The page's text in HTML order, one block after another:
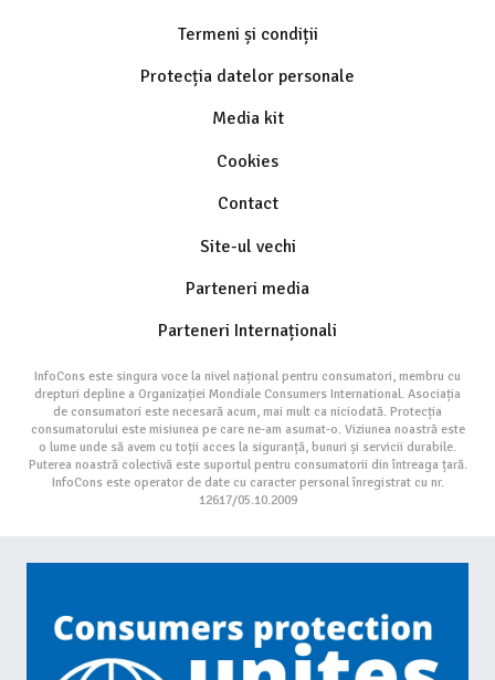
Termeni și condiții
Protecția datelor personale
Media kit
Cookies
Contact
Site-ul vechi
Parteneri media
Parteneri Internaționali
InfoCons este singura voce la nivel național pentru consumatori, membru cu
drepturi depline a Organizației Mondiale Consumers International. Asociația
de consumatori este necesară acum, mai mult ca niciodată. Protecția
consumatorului este misiunea pe care ne-am asumat-o. Viziunea noastră este
o lume unde să avem cu toții acces la siguranță, bunuri și servicii durabile.
Puterea noastră colectivă este suportul pentru consumatorii din întreaga țară.
InfoCons este operator de date cu caracter personal înregistrat cu nr.
12617/05.10.2009